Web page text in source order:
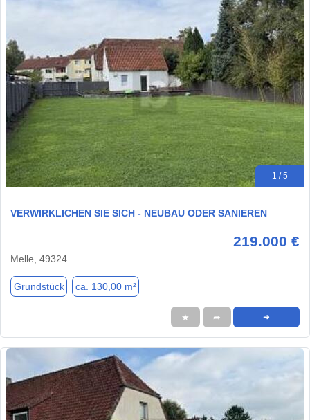
1 / 5
VERWIRKLICHEN SIE SICH - NEUBAU ODER SANIEREN
219.000 €
Melle, 49324
Grundstück ca. 130,00 m²
★ ➦ ➜